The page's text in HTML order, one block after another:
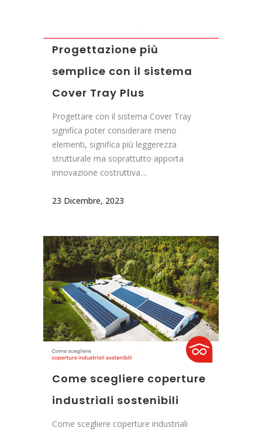
Progettazione più
semplice con il sistema
Cover Tray Plus
Progettare con il sistema Cover Tray
significa poter considerare meno
elementi, significa più leggerezza
strutturale ma soprattutto apporta
innovazione costruttiva....
23 Dicembre, 2023
Come scegliere coperture
industriali sostenibili
Come scegliere coperture industriali